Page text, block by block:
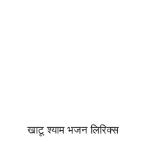
खाटू श्याम भजन लिरिक्स